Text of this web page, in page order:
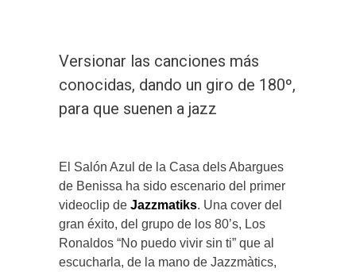
Versionar las canciones más
conocidas, dando un giro de 180º,
para que suenen a jazz
El Salón Azul de la Casa dels Abargues
de Benissa ha sido escenario del primer
videoclip de Jazzmatiks. Una cover del
gran éxito, del grupo de los 80’s, Los
Ronaldos “No puedo vivir sin ti” que al
escucharla, de la mano de Jazzmàtics,